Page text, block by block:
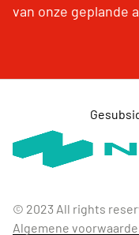
van onze geplande
© 2023 All rights
Algemene